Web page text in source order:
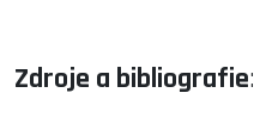
Zdroje a bibliografie: